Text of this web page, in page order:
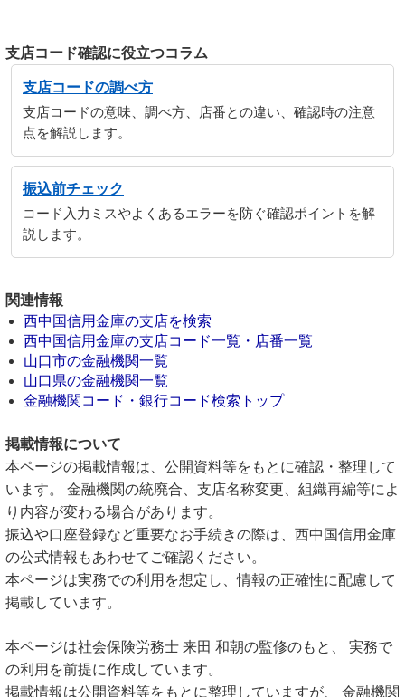
支店コード確認に役立つコラム
支店コードの調べ方
支店コードの意味、調べ方、店番との違い、確認時の注意
点を解説します。
振込前チェック
コード入力ミスやよくあるエラーを防ぐ確認ポイントを解
説します。
関連情報
西中国信用金庫の支店を検索
西中国信用金庫の支店コード一覧・店番一覧
山口市の金融機関一覧
山口県の金融機関一覧
金融機関コード・銀行コード検索トップ
掲載情報について
本ページの掲載情報は、公開資料等をもとに確認・整理して
います。 金融機関の統廃合、支店名称変更、組織再編等によ
り内容が変わる場合があります。
振込や口座登録など重要なお手続きの際は、西中国信用金庫
の公式情報もあわせてご確認ください。
本ページは実務での利用を想定し、情報の正確性に配慮して
掲載しています。
本ページは社会保険労務士 来田 和朝の監修のもと、 実務で
の利用を前提に作成しています。
掲載情報は公開資料等をもとに整理していますが、 金融機関